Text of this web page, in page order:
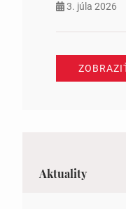
3. júla 2026
Aktuality